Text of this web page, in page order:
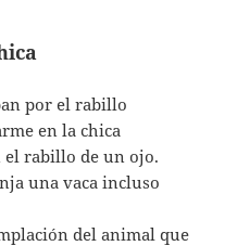
por el rabillo
en la chica
el rabillo de un ojo.
una vaca incluso
del animal que